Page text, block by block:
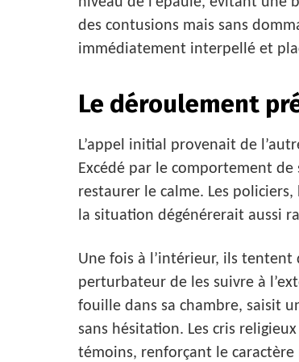
des contusions mais sans
immédiatement interpellé et
Le déroulement
L’appel initial provenait de
Excédé par le comportement
restaurer le calme. Les
la situation dégénérerait aussi
Une fois à l’intérieur, ils tentent
perturbateur de les suivre à
fouille dans sa chambre, saisit
sans hésitation. Les cris
témoins, renforçant le